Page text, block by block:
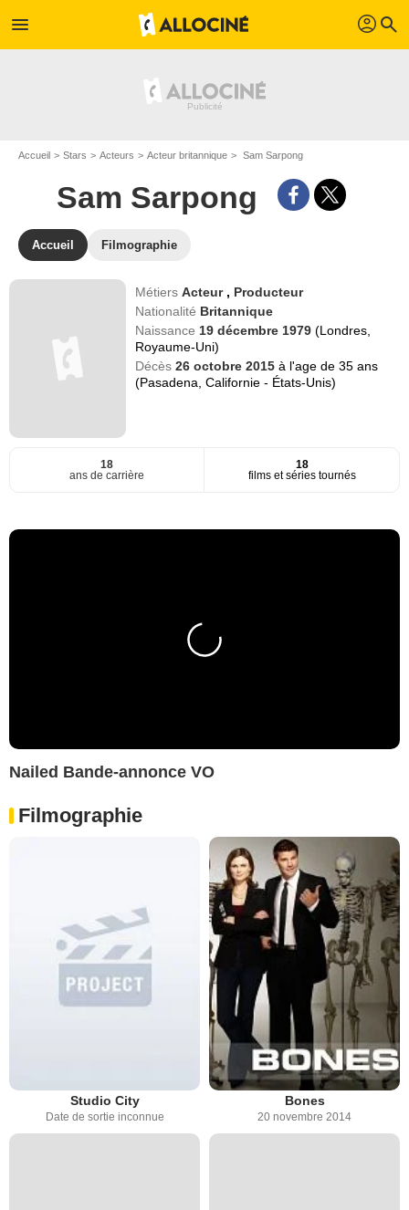
menu profil search
Accueil Stars Acteurs Acteur britannique Sam Sarpong
Sam Sarpong
Accueil Filmographie
MétiersActeur , Producteur
Nationalité Britannique
Naissance 19 décembre 1979(Londres,
Royaume-Uni)
Décès26 octobre 2015à l'age de 35 ans
(Pasadena, Californie - États-Unis)
18
ans de carrière
18
films et séries tournés
Nailed Bande-annonce VO
Filmographie
Studio City
Date de sortie inconnue
Bones
20 novembre 2014